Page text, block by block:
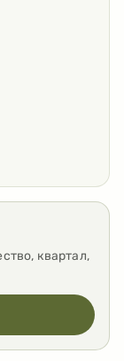
квартал,